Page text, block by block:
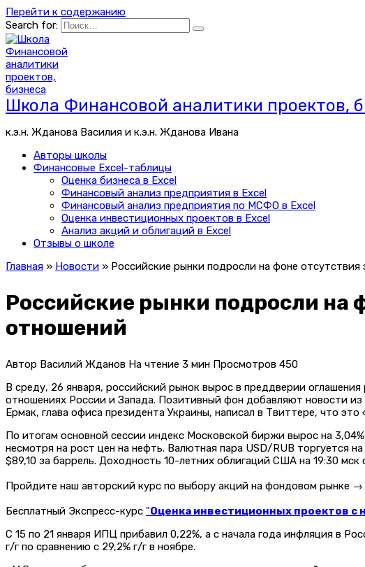
Перейти к содержанию
Search for:
Школа Финансовой аналитики проектов,
к.э.н. Жданова Василия и к.э.н. Жданова Ивана
Авторы школы
Финансовые Excel-таблицы
Оценка бизнеса в Excel
Финансовый анализ предприятия в Excel
Финансовый анализ предприятия по МСФО в Excel
Оценка инвестиционных проектов в Excel
Анализ акций и облигаций в Excel
Отзывы о школе
Главная » Новости » Российские рынки подросли на фоне
Российские рынки подросли на
отношений
Автор Василий Жданов На чтение 3 мин Просмотров 450
В среду, 26 января, российский рынок вырос в преддверии
отношениях России и Запада. Позитивный фон добавляют новости
Ермак, глава офиса президента Украины, написал в Твиттере, что
По итогам основной сессии индекс Московской биржи вырос на
несмотря на рост цен на нефть. Валютная пара USD/RUB торгуется
$89,10 за баррель. Доходность 10-летних облигаций США на 19:30 мск
Пройдите наш авторский курс по выбору акций на фондовом рынке →
Бесплатный Экспресс-курс "Оценка инвестиционных проектов с
С 15 по 21 января ИПЦ прибавил 0,22%, а с начала года инфляция в
г/г по сравнению с 29,2% г/г в ноябре.